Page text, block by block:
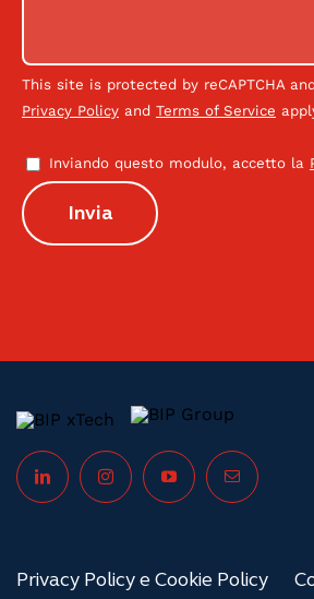
This site is protected by reCAPTCHA
Privacy Policyand Terms of Service
Inviando questo modulo, accetto la
Privacy Policy e Cookie Policy